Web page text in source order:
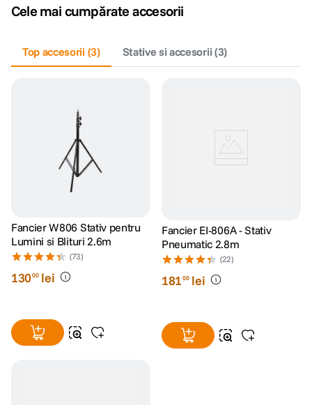
Cele mai cumpărate accesorii
Top accesorii (3) Stative si accesorii (3)
Fancier W806 Stativ pentru
Lumini si Blituri 2.6m
(73)
13000 lei
Fancier EI-806A - Stativ
Pneumatic 2.8m
(22)
18100 lei